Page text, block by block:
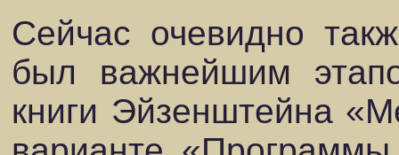
Сейчас очевидно
был важнейшим
книги Эйзенштейна